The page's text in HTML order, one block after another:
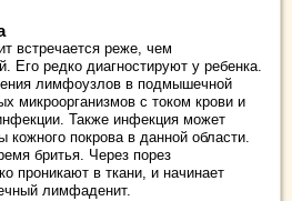
встречается реже, чем
Его редко диагностируют у ребенка.
лимфоузлов в подмышечной
микроорганизмов с током крови и
Также инфекция может
кожного покрова в данной области.
бритья. Через порез
проникают в ткани, и начинает
лимфаденит.